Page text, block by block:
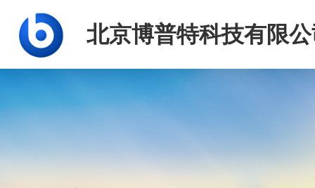
北京博普特科技有限